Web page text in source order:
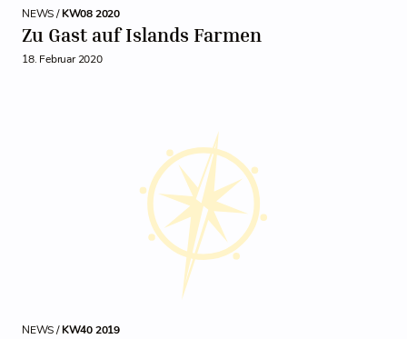
NEWS /KW08 2020
Zu Gast auf Islands Farmen
18. Februar 2020
NEWS /KW40 2019